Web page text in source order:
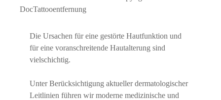
Die Ursachen für eine gestörte Hautfunktion und
für eine voranschreitende Hautalterung sind
vielschichtig.
Unter Berücksichtigung aktueller dermatologischer
Leitlinien führen wir moderne medizinische und